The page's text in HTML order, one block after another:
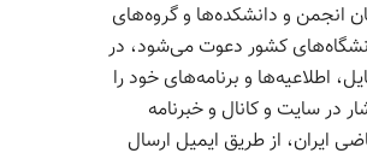
انجمن و دانشکده‌ها و گروه‌های
ریاضی دانشگاه‌های کشور دعوت می‌‎شود، در
اطلاعیه‌ها و برنامه‌های خود را
در سایت و کانال و خبرنامه
ایران، از طریق ایمیل ارسال